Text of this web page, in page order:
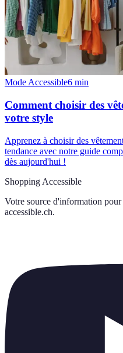
Mode Accessible6 min
Comment choisir des
votre style
Apprenez à choisir des
tendance avec notre guide
dès aujourd'hui !
Shopping Accessible
Votre source d'information
accessible.ch.